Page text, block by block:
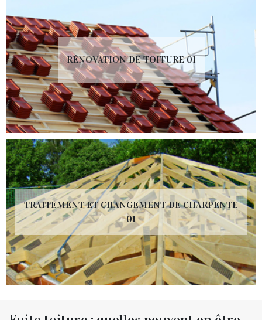
RÉNOVATION DE TOITURE 01
TRAITEMENT ET CHANGEMENT DE CHARPENTE
01